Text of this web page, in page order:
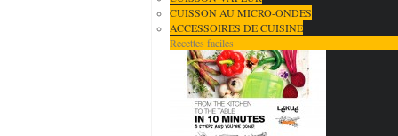
CUISSON AU MICRO-ONDES
ACCESSOIRES DE CUISINE
Recettes faciles